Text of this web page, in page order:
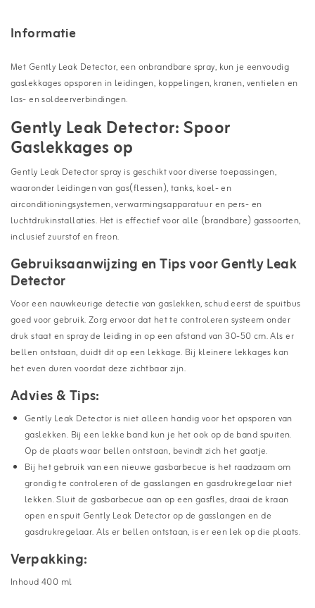
Informatie
Met Gently Leak Detector, een onbrandbare spray, kun je eenvoudig
gaslekkages opsporen in leidingen, koppelingen, kranen, ventielen en
las- en soldeerverbindingen.
Gently Leak Detector: Spoor
Gaslekkages op
Gently Leak Detector spray is geschikt voor diverse toepassingen,
waaronder leidingen van gas(flessen), tanks, koel- en
airconditioningsystemen, verwarmingsapparatuur en pers- en
luchtdrukinstallaties. Het is effectief voor alle (brandbare) gassoorten,
inclusief zuurstof en freon.
Gebruiksaanwijzing en Tips voor Gently Leak
Detector
Voor een nauwkeurige detectie van gaslekken, schud eerst de spuitbus
goed voor gebruik. Zorg ervoor dat het te controleren systeem onder
druk staat en spray de leiding in op een afstand van 30-50 cm. Als er
bellen ontstaan, duidt dit op een lekkage. Bij kleinere lekkages kan
het even duren voordat deze zichtbaar zijn.
Advies & Tips:
Gently Leak Detector is niet alleen handig voor het opsporen van
gaslekken. Bij een lekke band kun je het ook op de band spuiten.
Op de plaats waar bellen ontstaan, bevindt zich het gaatje.
Bij het gebruik van een nieuwe gasbarbecue is het raadzaam om
grondig te controleren of de gasslangen en gasdrukregelaar niet
lekken. Sluit de gasbarbecue aan op een gasfles, draai de kraan
open en spuit Gently Leak Detector op de gasslangen en de
gasdrukregelaar. Als er bellen ontstaan, is er een lek op die plaats.
Verpakking:
Inhoud 400 ml